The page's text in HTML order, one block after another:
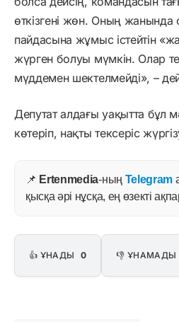
өткізгені жөн. Оның жанында
пайдасына жұмыс істейтін
жүрген болуы мүмкін. Олар
мүддемен шектелмейді», –
Депутат алдағы уақытта бұл
көтеріп, нақты тексеріс
📌 Ertenmedia-ның Telegram
қысқа әрі нұсқа, ең өзекті
👍 ҰНАДЫ 0 👎 ҰНАМАДЫ